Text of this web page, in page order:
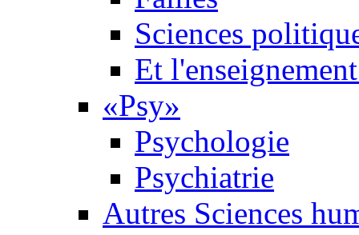
Sciences
Et
«Psy»
Psychologie
Psychiatrie
Autres Sciences